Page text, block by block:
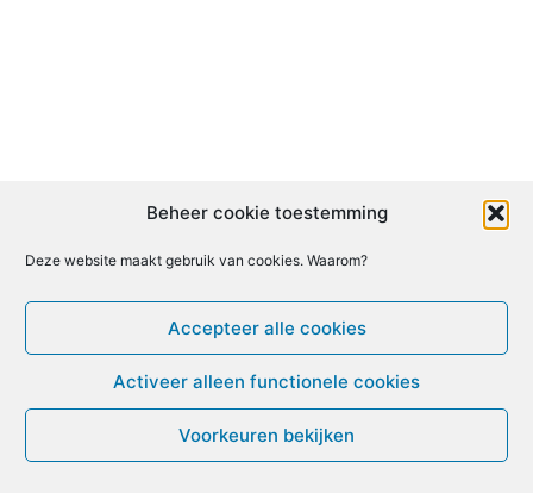
Beheer cookie toestemming
Deze website maakt gebruik van cookies. Waarom?
Accepteer alle cookies
Activeer alleen functionele cookies
Voorkeuren bekijken